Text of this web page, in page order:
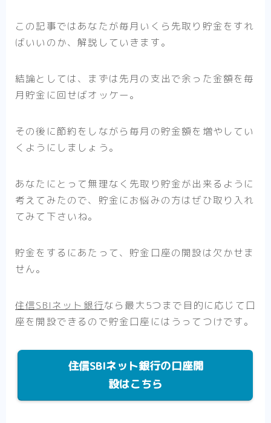
この記事ではあなたが毎月いくら先取り貯金をすれ
ばいいのか、解説していきます。
結論としては、まずは先月の支出で余った金額を毎
月貯金に回せばオッケー。
その後に節約をしながら毎月の貯金額を増やしてい
くようにしましょう。
あなたにとって無理なく先取り貯金が出来るように
考えてみたので、貯金にお悩みの方はぜひ取り入れ
てみて下さいね。
貯金をするにあたって、貯金口座の開設は欠かせま
せん。
住信SBIネット銀行なら最大5つまで目的に応じて口
座を開設できるので貯金口座にはうってつけです。
住信SBIネット銀行の口座開
設はこちら